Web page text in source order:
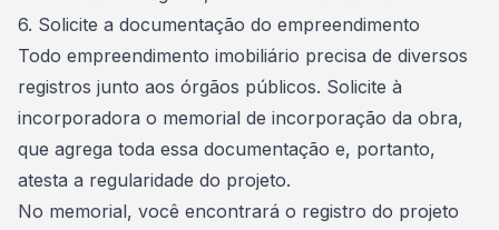
6. Solicite a documentação do empreendimento
Todo empreendimento imobiliário precisa de diversos
registros junto aos órgãos públicos. Solicite à
incorporadora o memorial de incorporação da obra,
que agrega toda essa documentação e, portanto,
atesta a regularidade do projeto.
No memorial, você encontrará o registro do projeto